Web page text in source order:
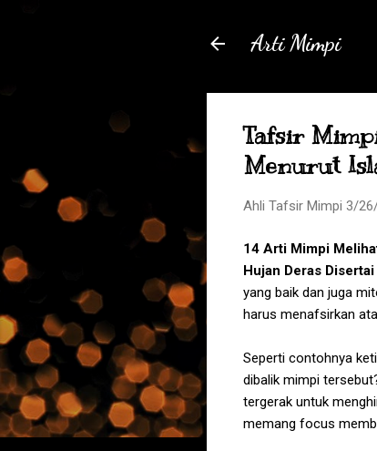
Arti Mimpi
Tafsir
Menurut
Ahli Tafsir Mimpi 3/
14 Arti Mimpi
Hujan Deras
yang baik dan juga
harus menafsirkan
Seperti contohnya
dibalik mimpi
tergerak untuk
memang focus